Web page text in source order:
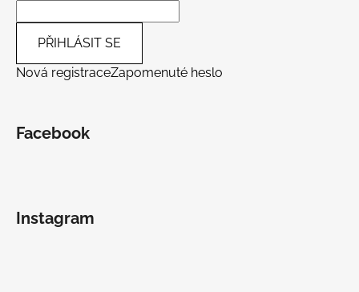
PŘIHLÁSIT SE
Nová registraceZapomenuté heslo
Facebook
Instagram